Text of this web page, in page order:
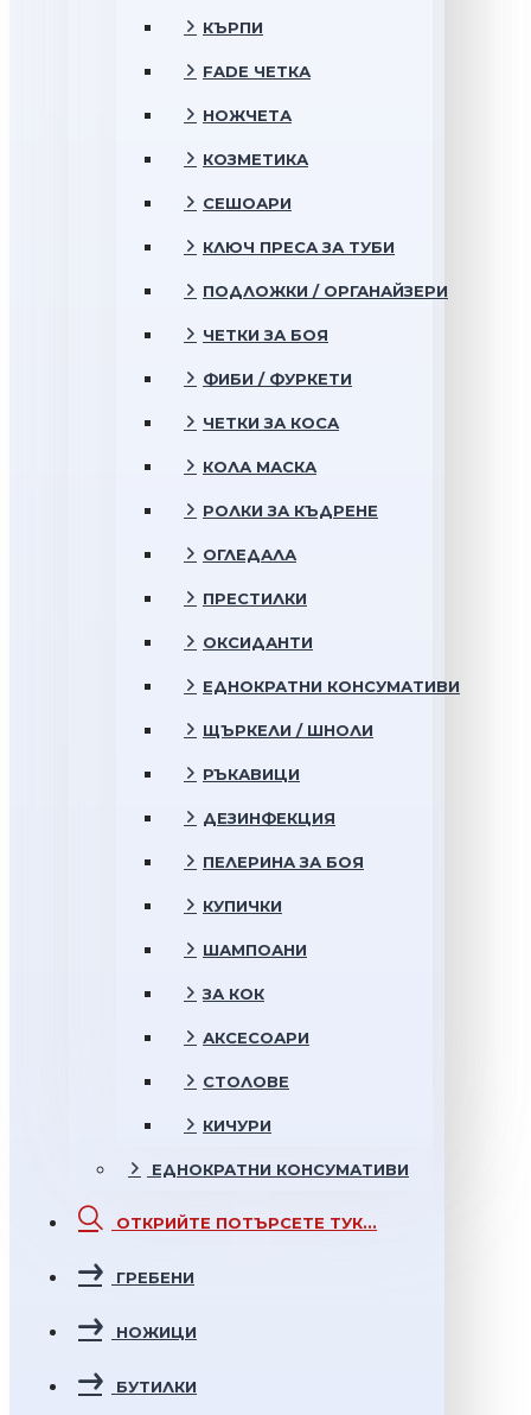
КЪРПИ
FADE ЧЕТКА
НОЖЧЕТА
КОЗМЕТИКА
СЕШОАРИ
КЛЮЧ ПРЕСА ЗА ТУБИ
ПОДЛОЖКИ / ОРГАНАЙЗЕРИ
ЧЕТКИ ЗА БОЯ
ФИБИ / ФУРКЕТИ
ЧЕТКИ ЗА КОСА
КОЛА МАСКА
РОЛКИ ЗА КЪДРЕНЕ
ОГЛЕДАЛА
ПРЕСТИЛКИ
ОКСИДАНТИ
ЕДНОКРАТНИ КОНСУМАТИВИ
ЩЪРКЕЛИ / ШНОЛИ
РЪКАВИЦИ
ДЕЗИНФЕКЦИЯ
ПЕЛЕРИНА ЗА БОЯ
КУПИЧКИ
ШАМПОАНИ
ЗА КОК
АКСЕСОАРИ
СТОЛОВЕ
КИЧУРИ
ЕДНОКРАТНИ КОНСУМАТИВИ
ОТКРИЙТЕ ПОТЪРСЕТЕ ТУК...
ГРЕБЕНИ
НОЖИЦИ
БУТИЛКИ